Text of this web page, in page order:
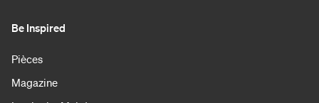
Be Inspired
Pièces
Magazine